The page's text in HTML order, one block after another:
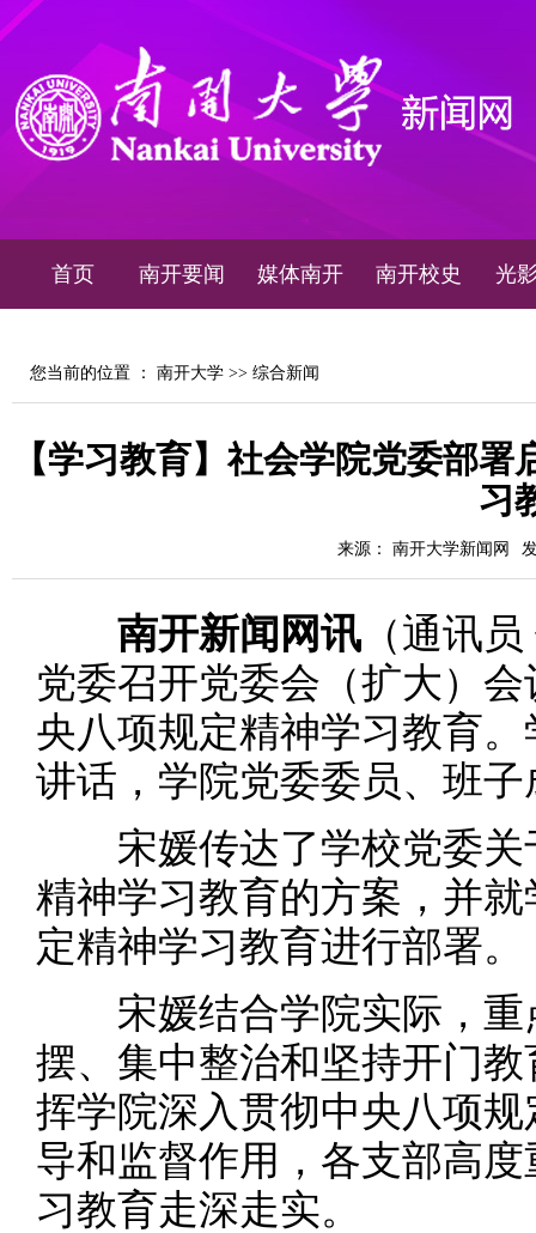
首页 南开要闻 媒体南开 南开校史 光
您当前的位置 ： 南开大学 >> 综合新闻
【学习教育】社会学院党委部
习
来源： 南开大学新闻网
南开新闻网讯 （通讯
党委召开党委会（扩大）
央八项规定精神学习教育
讲话，学院党委委员、班
宋媛传达了学校党委关
精神学习教育的方案，并
定精神学习教育进行部署。
宋媛结合学院实际，重
摆、集中整治和坚持开门
挥学院深入贯彻中央八项
导和监督作用，各支部高
习教育走深走实。